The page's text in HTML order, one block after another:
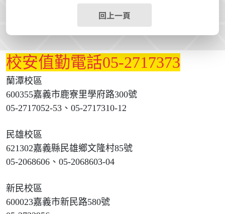
回上一頁
校安值勤電話05-2717373
蘭潭校區
600355嘉義市鹿寮里學府路300號
05-2717052-53、05-2717310-12
民雄校區
621302嘉義縣民雄鄉文隆村85號
05-2068606、05-2068603-04
新民校區
600023嘉義市新民路580號